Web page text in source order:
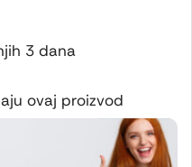
3 dana
ovaj proizvod